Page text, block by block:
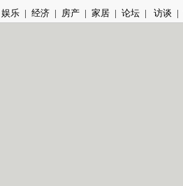
娱乐 | 经济 | 房产 | 家居 | 论坛 | 访谈 |